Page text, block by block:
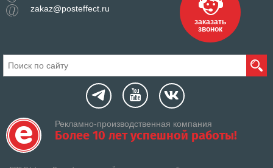
zakaz@posteffect.ru
заказать
звонок
Рекламно-производственная компания
Более 10 лет успешной работы!